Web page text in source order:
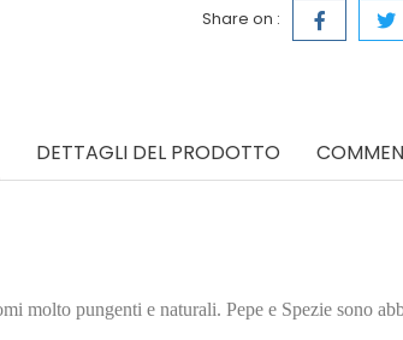
Share on :
DETTAGLI DEL PRODOTTO
molto pungenti e naturali. Pepe e Spezie sono